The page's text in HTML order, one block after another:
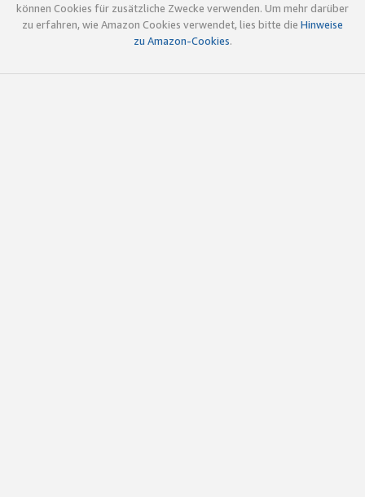
können Cookies für zusätzliche Zwecke verwenden. Um mehr darüber
zu erfahren, wie Amazon Cookies verwendet, lies bitte die Hinweise
zu Amazon-Cookies.